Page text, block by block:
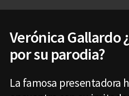
Verónica Gallardo
por su parodia?
La famosa presentadora